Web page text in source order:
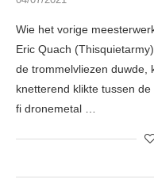
Wie het vorige
Eric Quach
de trommelvliezen duwde,
knetterend klikte tussen
fi dronemetal …